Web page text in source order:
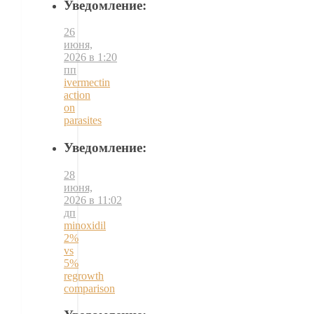
Уведомление:
26
июня,
2026 в 1:20
пп
ivermectin
action
on
parasites
Уведомление:
28
июня,
2026 в 11:02
дп
minoxidil
2%
vs
5%
regrowth
comparison